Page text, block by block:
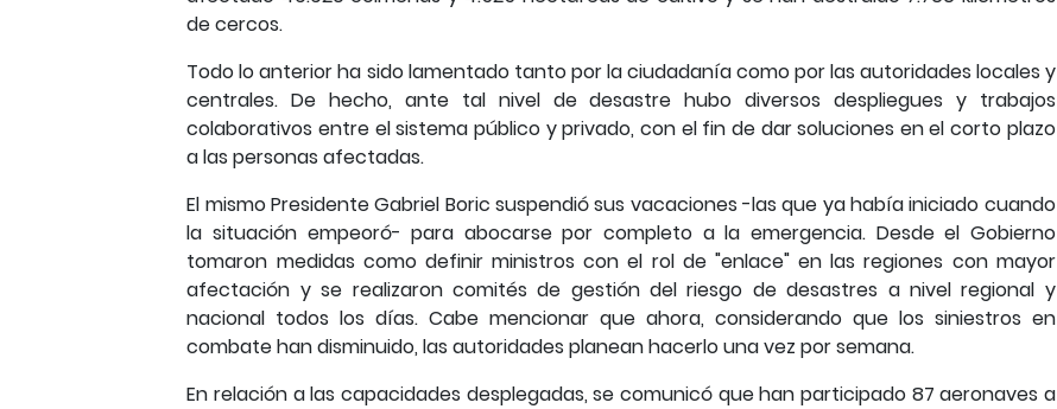
de cercos.
Todo lo anterior ha sido lamentado tanto por la ciudadanía como por las autoridades locales y
centrales. De hecho, ante tal nivel de desastre hubo diversos despliegues y trabajos
colaborativos entre el sistema público y privado, con el fin de dar soluciones en el corto plazo
a las personas afectadas.
El mismo Presidente Gabriel Boric suspendió sus vacaciones -las que ya había iniciado cuando
la situación empeoró- para abocarse por completo a la emergencia. Desde el Gobierno
tomaron medidas como definir ministros con el rol de "enlace" en las regiones con mayor
afectación y se realizaron comités de gestión del riesgo de desastres a nivel regional y
nacional todos los días. Cabe mencionar que ahora, considerando que los siniestros en
combate han disminuido, las autoridades planean hacerlo una vez por semana.
En relación a las capacidades desplegadas, se comunicó que han participado 87 aeronaves a